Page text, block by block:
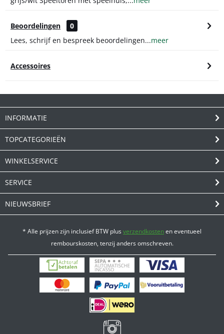
Beoordelingen
0
Lees, schrijf en bespreek beoordelingen...meer
Accessoires
INFORMATIE
TOPCATEGORIEËN
WINKELSERVICE
SERVICE
NIEUWSBRIEF
* Alle prijzen zijn inclusief BTW plusverzendkostenen eventueel
rembourskosten, tenzij anders omschreven.